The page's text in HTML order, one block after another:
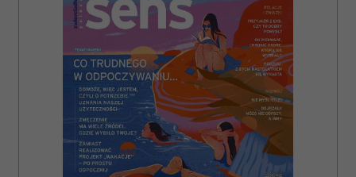
i reklam, aby oferować funkcje społecznościowe i
analizować ruch w naszej witrynie. Informacje o tym, jak
korzystasz z naszej witryny, udostępniamy partnerom
społecznościowym, reklamowym i analitycznym.
Partnerzy mogą połączyć te informacje z innymi danymi
otrzymanymi od Ciebie lub uzyskanymi podczas
korzystania z ich usług.